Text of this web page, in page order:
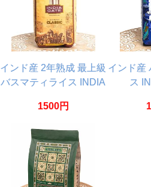
インド産 2年熟成 最上級
バスマティライス INDIA
CLASSIC【1Kg】
1500円
インド産
ス